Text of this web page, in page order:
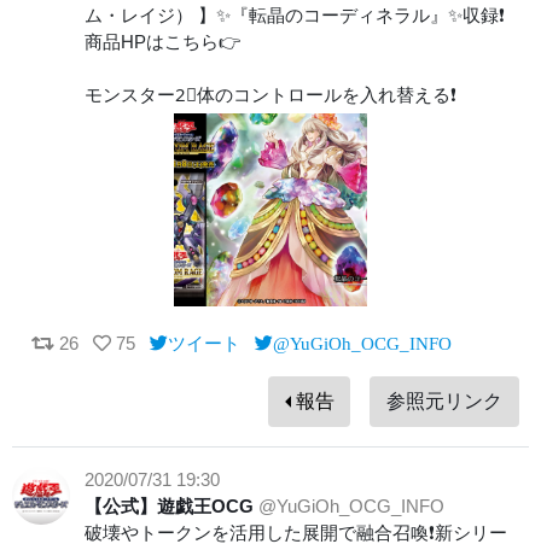
ム・レイジ） 】✨『転晶のコーディネラル』✨収録❗️
商品HPはこちら👉
モンスター2⃣体のコントロールを入れ替える❗️
26 75 ツイート @YuGiOh_OCG_INFO
報告 参照元リンク
2020/07/31 19:30
【公式】遊戯王OCG @YuGiOh_OCG_INFO
破壊やトークンを活用した展開で融合召喚❗️新シリー